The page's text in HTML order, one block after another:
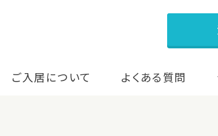
ご入居について よくある質問